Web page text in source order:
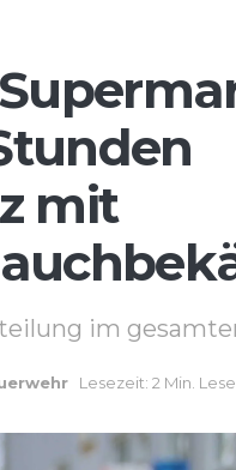
mit
im
Lesezeit: 2 Min.